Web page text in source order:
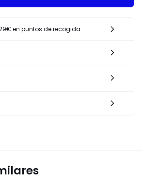
en puntos de recogida